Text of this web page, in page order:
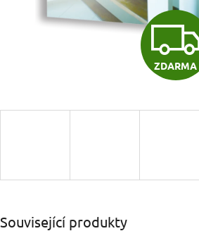
ZDARMA
Související produkty